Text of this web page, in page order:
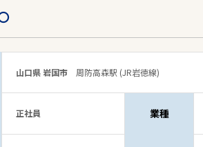
山口県 岩国市 周防高森駅 (JR岩徳線)
正社員 業種